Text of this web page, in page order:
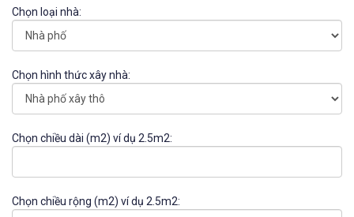
Chọn loại nhà:
Chọn hình thức xây nhà:
Chọn chiều dài (m2) ví dụ 2.5m2:
Chọn chiều rộng (m2) ví dụ 2.5m2: